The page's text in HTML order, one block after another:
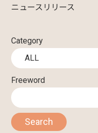
ニュースリリース
Category
Freeword
Search